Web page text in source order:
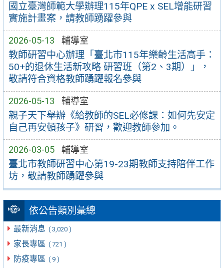
國立臺灣師範大學辦理115年QPE x SEL增能研習
實施計畫案，請教師踴躍參與
2026-05-13 輔導室
教師研習中心辦理「臺北市115年樂齡生活高手：
50+的退休生活新攻略 研習班（第2、3期）」，
敬請符合資格教師踴躍報名參與
2026-05-13 輔導室
親子天下舉辦《給教師的SEL必修課：如何先安定
自己再安頓孩子》研習，歡迎教師參加。
2026-03-05 輔導室
臺北市教師研習中心第19-23期教師支持陪伴工作
坊，敬請教師踴躍參與
依公告類別彙總
最新消息 ( 3,020 )
家長專區 ( 721 )
防疫專區 ( 9 )